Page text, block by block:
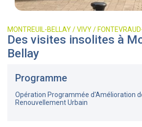
MONTREUIL-BELLAY / VIVY /
Des visites insolites à
Bellay
Programme
Opération Programmée d'Amélioration
Renouvellement Urbain